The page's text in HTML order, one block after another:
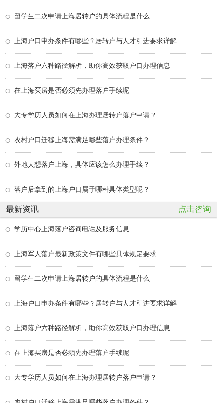
留学生二次申请上海居转户的具体流程是什么
上海户口申办条件有哪些？居转户与人才引进要求详解
上海落户六种路径解析，助你高效获取户口办理信息
在上海买房是否必须先办理落户手续呢
大专学历人员如何在上海办理居转户落户申请？
农村户口迁移上海需满足哪些落户办理条件？
外地人想落户上海，具体应该怎么办理手续？
落户后拿到的上海户口属于哪种具体类型呢？
最新资讯 点击咨询
学历中心上海落户咨询电话及服务信息
上海军人落户最新政策文件有哪些具体规定要求
留学生二次申请上海居转户的具体流程是什么
上海户口申办条件有哪些？居转户与人才引进要求详解
上海落户六种路径解析，助你高效获取户口办理信息
在上海买房是否必须先办理落户手续呢
大专学历人员如何在上海办理居转户落户申请？